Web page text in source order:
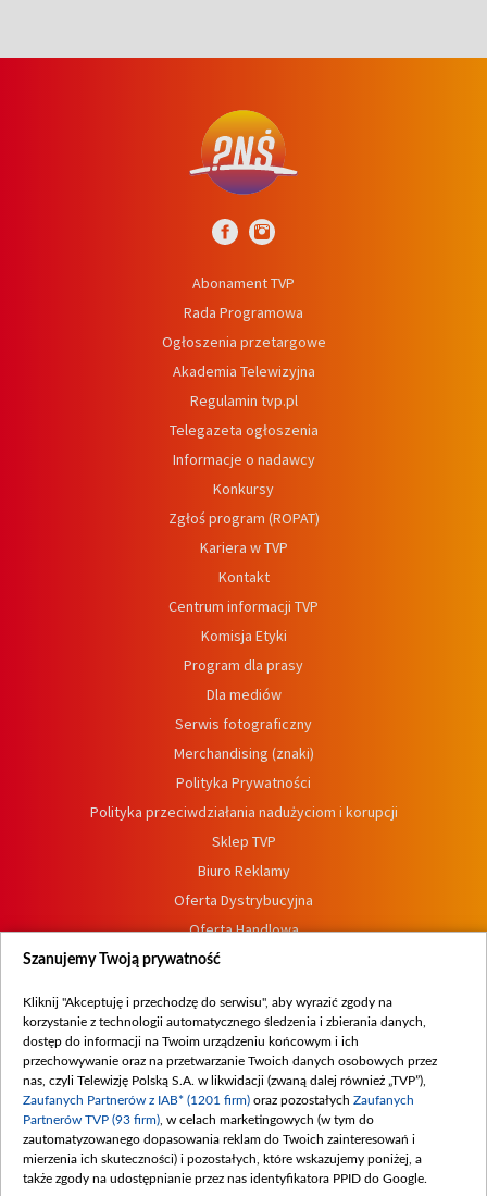
Abonament TVP
Rada Programowa
Ogłoszenia przetargowe
Akademia Telewizyjna
Regulamin tvp.pl
Telegazeta ogłoszenia
Informacje o nadawcy
Konkursy
Zgłoś program (ROPAT)
Kariera w TVP
Kontakt
Centrum informacji TVP
Komisja Etyki
Program dla prasy
Dla mediów
Serwis fotograficzny
Merchandising (znaki)
Polityka Prywatności
Polityka przeciwdziałania nadużyciom i korupcji
Sklep TVP
Biuro Reklamy
Oferta Dystrybucyjna
Oferta Handlowa
Dostępność
Procedura zgłoszeń wewnętrznych
Szanujemy Twoją prywatność
Kliknij "Akceptuję i przechodzę do serwisu", aby wyrazić zgody na
korzystanie z technologii automatycznego śledzenia i zbierania danych,
dostęp do informacji na Twoim urządzeniu końcowym i ich
przechowywanie oraz na przetwarzanie Twoich danych osobowych przez
nas, czyli Telewizję Polską S.A. w likwidacji (zwaną dalej również „TVP”),
Zaufanych Partnerów z IAB* (1201 firm) oraz pozostałych Zaufanych
Partnerów TVP (93 firm) , w celach marketingowych (w tym do
zautomatyzowanego dopasowania reklam do Twoich zainteresowań i
mierzenia ich skuteczności) i pozostałych, które wskazujemy poniżej, a
także zgody na udostępnianie przez nas identyfikatora PPID do Google.